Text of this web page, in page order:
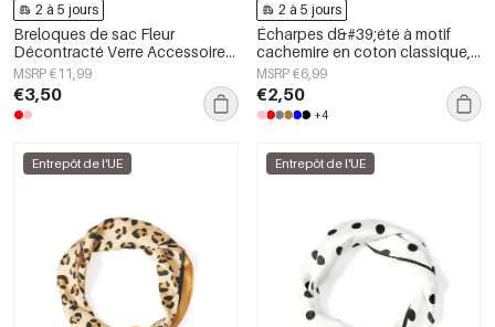
2 à 5 jours
Breloques de sac Fleur
Décontracté Verre Accessoires
du quotidien
MSRP €11,99
€3,50
2 à 5 jours
Écharpes d&#39;été à motif
cachemire en coton classique,
accessoires du quotidien
MSRP €6,99
€2,50
+4
Entrepôt de l'UE Entrepôt de l'UE